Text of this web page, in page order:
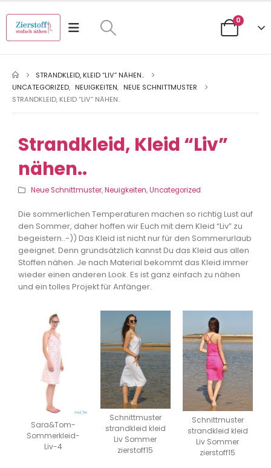
0
STRANDKLEID, KLEID “LIV” NÄHEN..
UNCATEGORIZED, NEUIGKEITEN, NEUE SCHNITTMUSTER
STRANDKLEID, KLEID “LIV” NÄHEN..
Strandkleid, Kleid “Liv”
nähen..
Neue Schnittmuster,Neuigkeiten,Uncategorized
Die sommerlichen Temperaturen machen so richtig Lust auf
den Sommer, daher hoffen wir Euch mit dem Kleid “Liv” zu
begeistern..-)) Das Kleid ist nicht nur für den Sommerurlaub
geeignet. Denn grundsätzlich kannst Du das Kleid aus allen
Stoffen nähen. Je nach Material bekommt das Kleid immer
wieder einen anderen Look. Es ist ganz einfach zu nähen
und ein tolles Projekt für Anfänger.
Sara&Tom-
Sommerkleid-
Liv-4
Schnittmuster
strandkleid kleid
Liv Sommer
zierstoff15
Schnittmuster
strandkleid kleid
Liv Sommer
zierstoff15